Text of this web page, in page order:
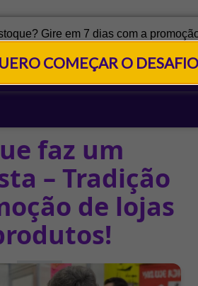
COMEÇAR O DESAFIO
faz um
– Tradição
de lojas